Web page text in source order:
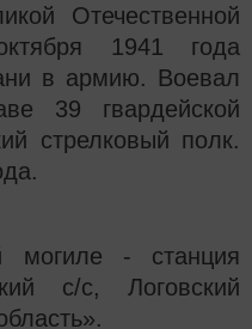
Отечественной
1941 года
в армию. Воевал
39 гвардейской
стрелковый полк.
могиле - станция
с/с, Логовский